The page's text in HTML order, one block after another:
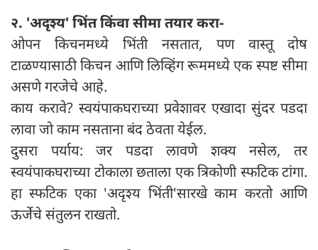
२. 'अदृश्य' भिंत किंवा सीमा तयार करा-
ओपन किचनमध्ये भिंती नसतात, पण वास्तू दोष
टाळण्यासाठी किचन आणि लिव्हिंग रूममध्ये एक स्पष्ट सीमा
असणे गरजेचे आहे.
काय करावे? स्वयंपाकघराच्या प्रवेशावर एखादा सुंदर पडदा
लावा जो काम नसताना बंद ठेवता येईल.
दुसरा पर्याय: जर पडदा लावणे शक्य नसेल, तर
स्वयंपाकघराच्या टोकाला छताला एक त्रिकोणी स्फटिक टांगा.
हा स्फटिक एका 'अदृश्य भिंती'सारखे काम करतो आणि
ऊर्जेचे संतुलन राखतो.